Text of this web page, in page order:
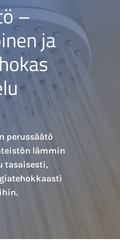
–
ja
perussäätö
lämmin
tasaisesti,